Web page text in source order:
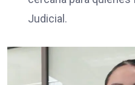
Judicial.